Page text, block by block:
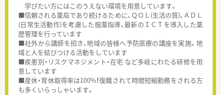
学びたい方にはこのうえない環境を用意しています。
■信頼される薬局であり続けるために、ＱＯＬ(生活の質)、ＡＤＬ
(日常生活動作)を考慮した服薬指導、最新のＩＣＴを導入した薬
歴管理を行っています
■社外から講師を招き、地域の皆様へ予防医療の講座を実施。地
域と人を結びつける活動をしています
■疾患別・リスクマネジメント・在宅 など多岐にわたる研修を用
意しています
■産休・育休取得率は100%！復職されて時間短縮勤務をされる方
も多くいらっしゃいます。